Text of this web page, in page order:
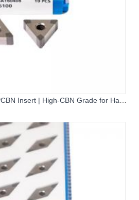
Insert | High-CBN Grade for Hard